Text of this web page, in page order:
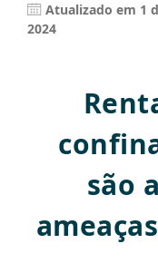
Atualizado em 1
2024
são